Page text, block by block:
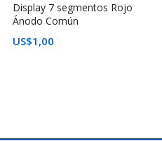
Display 7 segmentos Rojo
Ánodo Común
US$1,00